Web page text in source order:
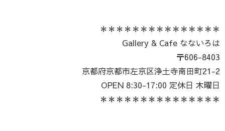
＊＊＊＊＊＊＊＊＊＊＊＊＊＊＊
Gallery & Cafe なないろは
〒606-8403
京都府京都市左京区浄土寺南田町21-2
OPEN 8:30-17:00 定休日 木曜日
＊＊＊＊＊＊＊＊＊＊＊＊＊＊＊